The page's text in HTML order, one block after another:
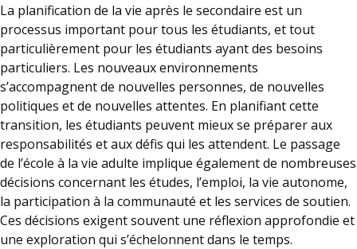
La planification de la vie après le secondaire est un
processus important pour tous les étudiants, et tout
particulièrement pour les étudiants ayant des besoins
particuliers. Les nouveaux environnements
s’accompagnent de nouvelles personnes, de nouvelles
politiques et de nouvelles attentes. En planifiant cette
transition, les étudiants peuvent mieux se préparer aux
responsabilités et aux défis qui les attendent. Le passage
de l’école à la vie adulte implique également de nombreuses
décisions concernant les études, l’emploi, la vie autonome,
la participation à la communauté et les services de soutien.
Ces décisions exigent souvent une réflexion approfondie et
une exploration qui s’échelonnent dans le temps.